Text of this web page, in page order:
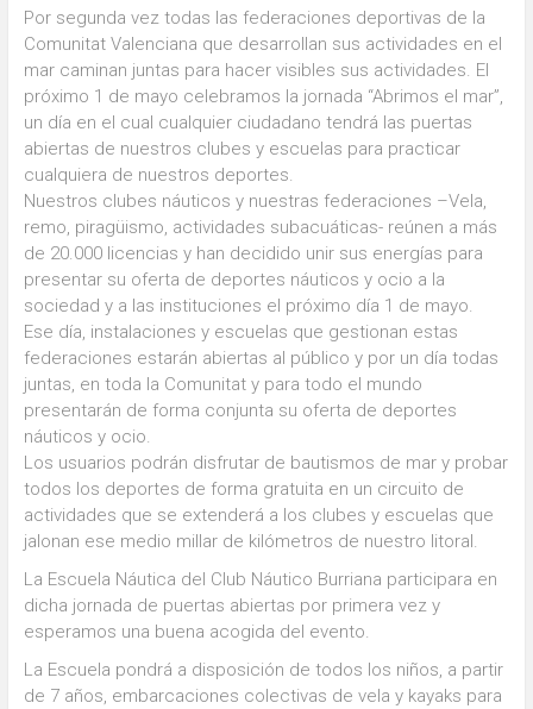
Por segunda vez todas las federaciones deportivas de la
Comunitat Valenciana que desarrollan sus actividades en el
mar caminan juntas para hacer visibles sus actividades. El
próximo 1 de mayo celebramos la jornada “Abrimos el mar”,
un día en el cual cualquier ciudadano tendrá las puertas
abiertas de nuestros clubes y escuelas para practicar
cualquiera de nuestros deportes.
Nuestros clubes náuticos y nuestras federaciones –Vela,
remo, piragüismo, actividades subacuáticas- reúnen a más
de 20.000 licencias y han decidido unir sus energías para
presentar su oferta de deportes náuticos y ocio a la
sociedad y a las instituciones el próximo día 1 de mayo.
Ese día, instalaciones y escuelas que gestionan estas
federaciones estarán abiertas al público y por un día todas
juntas, en toda la Comunitat y para todo el mundo
presentarán de forma conjunta su oferta de deportes
náuticos y ocio.
Los usuarios podrán disfrutar de bautismos de mar y probar
todos los deportes de forma gratuita en un circuito de
actividades que se extenderá a los clubes y escuelas que
jalonan ese medio millar de kilómetros de nuestro litoral.
La Escuela Náutica del Club Náutico Burriana participara en
dicha jornada de puertas abiertas por primera vez y
esperamos una buena acogida del evento.
La Escuela pondrá a disposición de todos los niños, a partir
de 7 años, embarcaciones colectivas de vela y kayaks para